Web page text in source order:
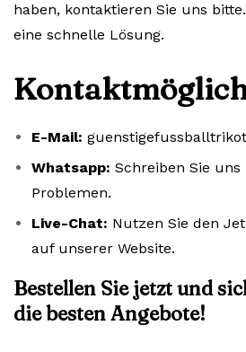
haben, kontaktieren Sie uns
eine schnelle Lösung.
E-Mail:
Whatsapp: Schreiben Sie uns
Problemen.
Live-Chat: Nutzen Sie den
auf unserer Website.
Bestellen Sie jetzt und
die besten Angebote!